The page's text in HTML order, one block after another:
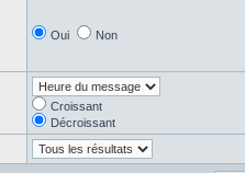
Oui Non
Croissant
Décroissant